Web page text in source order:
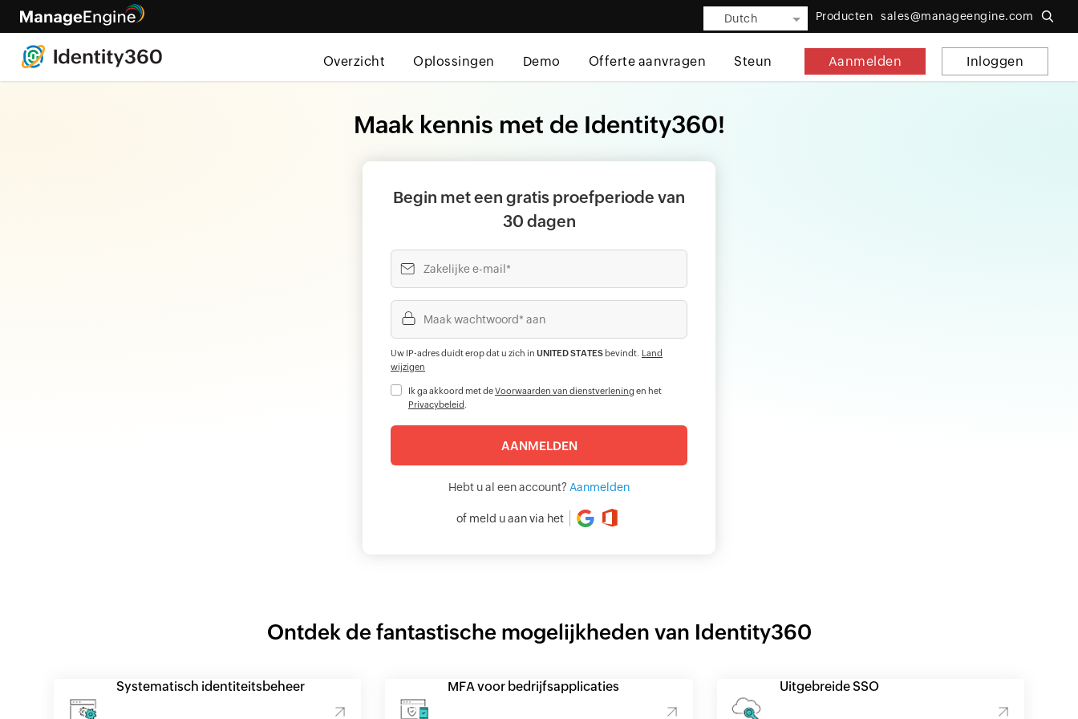
Dutch Producten sales@manageengine.com
Overzicht Oplossingen Demo Offerte aanvragen Steun Aanmelden Inloggen
Maak kennis met de Identity360!
Begin met een gratis proefperiode van
30 dagen
Uw IP-adres duidt erop dat u zich in UNITED STATES bevindt Land
wijzigen
Ik ga akkoord met deVoorwaarden van dienstverlening en het
Privacybeleid
Hebt u al een account? Aanmelden
of meld u aan via het
Ontdek de fantastische mogelijkheden van Identity360
Systematisch identiteitsbeheer MFA voor bedrijfsapplicaties Uitgebreide SSO